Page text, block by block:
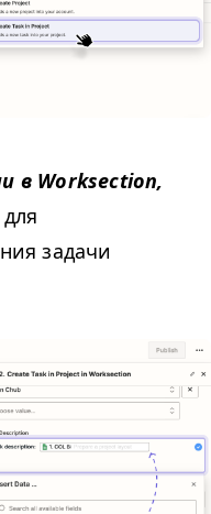
в Work­sec­tion,
задачи